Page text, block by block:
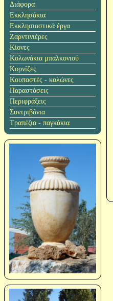
Διάφορα
Εκκλησάκια
Εκκλησιαστικά έργα
Ζαρντινιέρες
Κίονες
Κολωνάκια μπαλκονιού
Κορνίζες
Κουπαστές - κολώνες
Παραστάσεις
Περιφράξεις
Συντριβάνια
Τραπέζια - παγκάκια